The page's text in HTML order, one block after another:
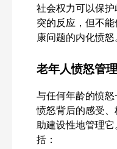
社会权力可以保
突的反应，但不
康问题的内化愤怒
老年人愤怒管
与任何年龄的愤
愤怒背后的感受
助建设性地管理
括：